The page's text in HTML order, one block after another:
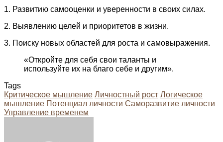
1. Развитию самооценки и уверенности в своих силах.
2. Выявлению целей и приоритетов в жизни.
3. Поиску новых областей для роста и самовыражения.
«Откройте для себя свои таланты и
используйте их на благо себе и другим».
Tags
Критическое мышление Личностный рост Логическое
мышление Потенциал личности Саморазвитие личности
Управление временем